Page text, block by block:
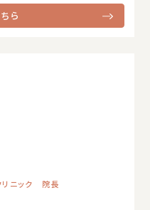
ら
リニック 院長